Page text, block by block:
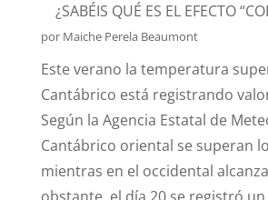
DE
HURTOS
Y
PILLERÍAS
¿SABÉIS QUÉ ES EL EFECTO
por Maiche Perela Beaumont
Este verano la temperatura
Cantábrico está registrando
Según la Agencia Estatal de
Cantábrico oriental se superan
mientras en el occidental